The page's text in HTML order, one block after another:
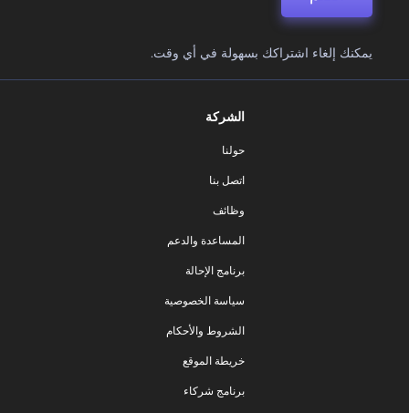
يمكنك إلغاء اشتراكك بسهولة في أي وقت.
الشركة
حولنا
اتصل بنا
وظائف
المساعدة والدعم
برنامج الإحالة
سياسة الخصوصية
الشروط والأحكام
خريطة الموقع
برنامج شركاء